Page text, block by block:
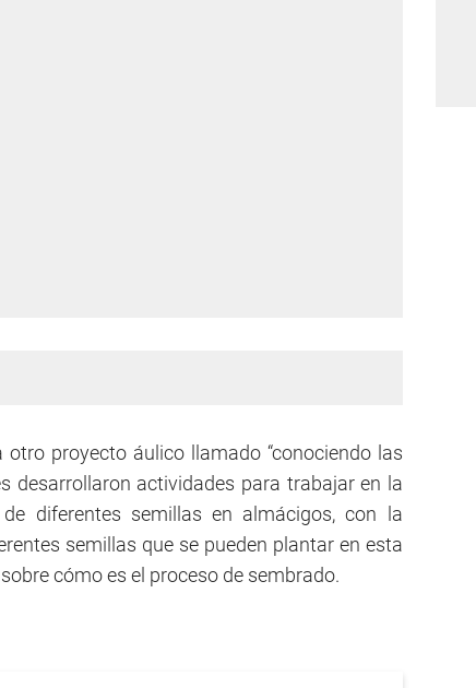
proyecto áulico llamado “conociendo las
desarrollaron actividades para trabajar en la
diferentes semillas en almácigos, con la
semillas que se pueden plantar en esta
cómo es el proceso de sembrado.